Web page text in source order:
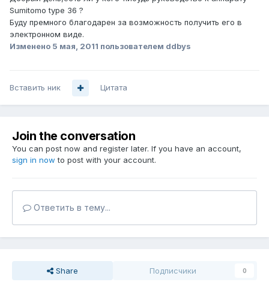
Sumitomo type 36 ?
Буду премного благодарен за возможность получить его в
электронном виде.
Изменено 5 мая, 2011 пользователем ddbys
Вставить ник Цитата
Join the conversation
You can post now and register later. If you have an account,
sign in now to post with your account.
Ответить в тему...
Share Подписчики 0